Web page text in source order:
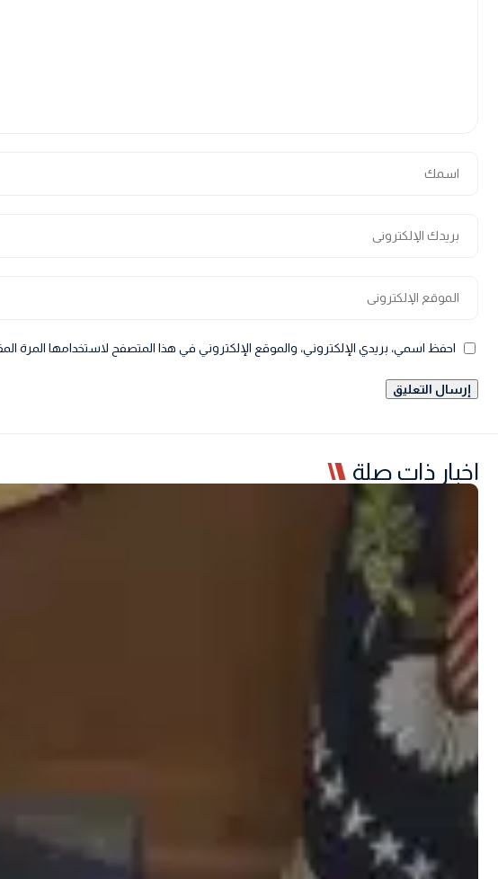
احفظ اسمي، بريدي الإلكتروني، والموقع الإلكتروني في هذا المتصفح لاستخدامها المرة
اخبار ذات صلة